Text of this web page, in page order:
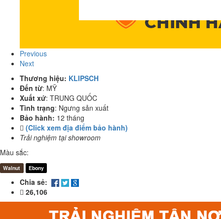
Previous
Next
Thương hiệu: KLIPSCH
Đến từ: MỸ
Xuất xứ: TRUNG QUỐC
Tình trạng: Ngưng sản xuất
Bảo hành: 12 tháng
(Click xem địa điểm bảo hành)
Trải nghiệm tại showroom
Màu sắc:
Walnut Ebony
Chia sẻ:
26,106